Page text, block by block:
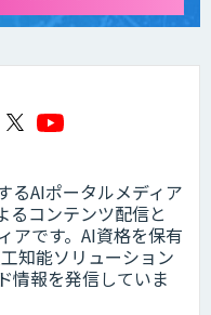
るAIポータルメディア
るコンテンツ配信と
アです。AI資格を保有
知能ソリューション
情報を発信していま